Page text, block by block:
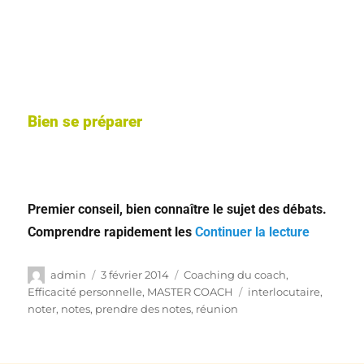
Bien se préparer
Premier conseil, bien connaître le sujet des débats.
Comprendre rapidement lesContinuer la lecture
admin 3 février 2014 Coaching du coach,
Efficacité personnelle, MASTER COACH interlocutaire,
noter, notes, prendre des notes, réunion